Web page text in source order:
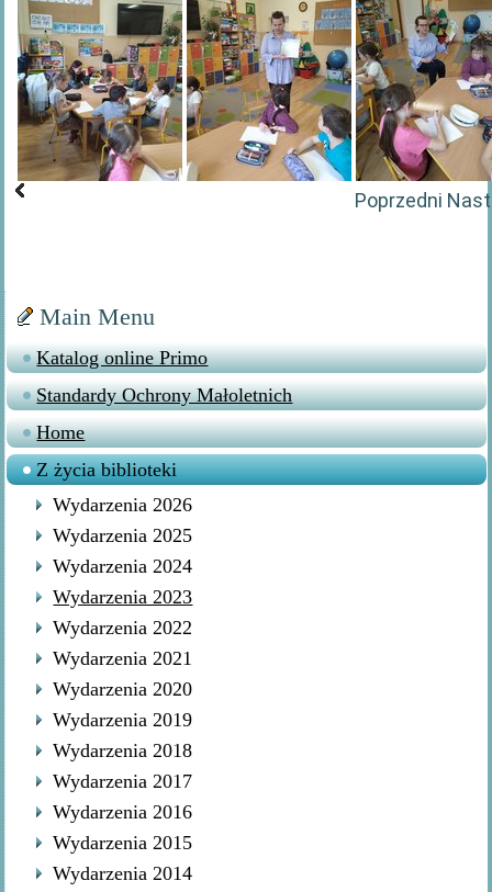
Poprzedni
Main Menu
Katalog online Primo
Standardy Ochrony Małoletnich
Home
Z życia biblioteki
Wydarzenia 2026
Wydarzenia 2025
Wydarzenia 2024
Wydarzenia 2023
Wydarzenia 2022
Wydarzenia 2021
Wydarzenia 2020
Wydarzenia 2019
Wydarzenia 2018
Wydarzenia 2017
Wydarzenia 2016
Wydarzenia 2015
Wydarzenia 2014